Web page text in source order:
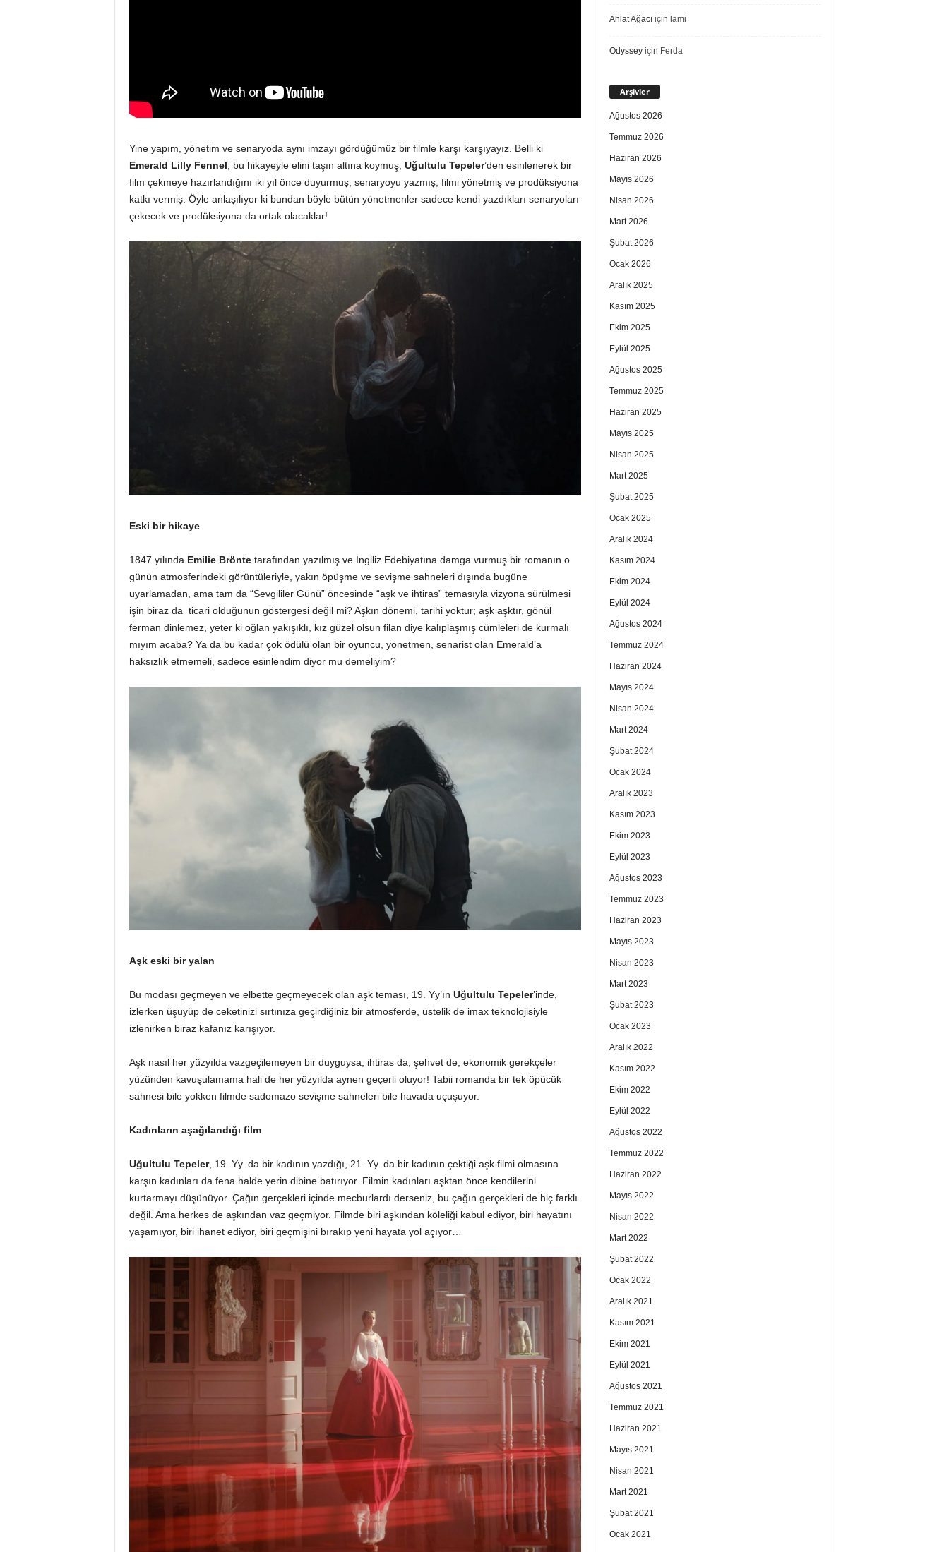
Yine yapım, yönetim ve senaryoda aynı imzayı gördüğümüz bir filmle karşı karşıyayız. Belli ki
Emerald Lilly Fennel , bu hikayeyle elini taşın altına koymuş, Uğultulu Tepeler’den esinlenerek bir
film çekmeye hazırlandığını iki yıl önce duyurmuş, senaryoyu yazmış, filmi yönetmiş ve prodüksiyona
katkı vermiş. Öyle anlaşılıyor ki bundan böyle bütün yönetmenler sadece kendi yazdıkları senaryoları
çekecek ve prodüksiyona da ortak olacaklar!
Eski bir hikaye
1847 yılında Emilie Bröntetarafından yazılmış ve İngiliz Edebiyatına damga vurmuş bir romanın o
günün atmosferindeki görüntüleriyle, yakın öpüşme ve sevişme sahneleri dışında bugüne
uyarlamadan, ama tam da “Sevgililer Günü” öncesinde “aşk ve ihtiras” temasıyla vizyona sürülmesi
işin biraz da ticari olduğunun göstergesi değil mi? Aşkın dönemi, tarihi yoktur; aşk aşktır, gönül
ferman dinlemez, yeter ki oğlan yakışıklı, kız güzel olsun filan diye kalıplaşmış cümleleri de kurmalı
mıyım acaba? Ya da bu kadar çok ödülü olan bir oyuncu, yönetmen, senarist olan Emerald’a
haksızlık etmemeli, sadece esinlendim diyor mu demeliyim?
Aşk eski bir yalan
Bu modası geçmeyen ve elbette geçmeyecek olan aşk teması, 19. Yy’ın Uğultulu Tepeler’inde,
izlerken üşüyüp de ceketinizi sırtınıza geçirdiğiniz bir atmosferde, üstelik de imax teknolojisiyle
izlenirken biraz kafanız karışıyor.
Aşk nasıl her yüzyılda vazgeçilemeyen bir duyguysa, ihtiras da, şehvet de, ekonomik gerekçeler
yüzünden kavuşulamama hali de her yüzyılda aynen geçerli oluyor! Tabii romanda bir tek öpücük
sahnesi bile yokken filmde sadomazo sevişme sahneleri bile havada uçuşuyor.
Kadınların aşağılandığı film
Uğultulu Tepeler, 19. Yy. da bir kadının yazdığı, 21. Yy. da bir kadının çektiği aşk filmi olmasına
karşın kadınları da fena halde yerin dibine batırıyor. Filmin kadınları aşktan önce kendilerini
kurtarmayı düşünüyor. Çağın gerçekleri içinde mecburlardı derseniz, bu çağın gerçekleri de hiç farklı
değil. Ama herkes de aşkından vaz geçmiyor. Filmde biri aşkından köleliği kabul ediyor, biri hayatını
yaşamıyor, biri ihanet ediyor, biri geçmişini bırakıp yeni hayata yol açıyor…
Ahlat Ağacıiçin lami
Odysseyiçin Ferda
Arşivler
Ağustos 2026
Temmuz 2026
Haziran 2026
Mayıs 2026
Nisan 2026
Mart 2026
Şubat 2026
Ocak 2026
Aralık 2025
Kasım 2025
Ekim 2025
Eylül 2025
Ağustos 2025
Temmuz 2025
Haziran 2025
Mayıs 2025
Nisan 2025
Mart 2025
Şubat 2025
Ocak 2025
Aralık 2024
Kasım 2024
Ekim 2024
Eylül 2024
Ağustos 2024
Temmuz 2024
Haziran 2024
Mayıs 2024
Nisan 2024
Mart 2024
Şubat 2024
Ocak 2024
Aralık 2023
Kasım 2023
Ekim 2023
Eylül 2023
Ağustos 2023
Temmuz 2023
Haziran 2023
Mayıs 2023
Nisan 2023
Mart 2023
Şubat 2023
Ocak 2023
Aralık 2022
Kasım 2022
Ekim 2022
Eylül 2022
Ağustos 2022
Temmuz 2022
Haziran 2022
Mayıs 2022
Nisan 2022
Mart 2022
Şubat 2022
Ocak 2022
Aralık 2021
Kasım 2021
Ekim 2021
Eylül 2021
Ağustos 2021
Temmuz 2021
Haziran 2021
Mayıs 2021
Nisan 2021
Mart 2021
Şubat 2021
Ocak 2021